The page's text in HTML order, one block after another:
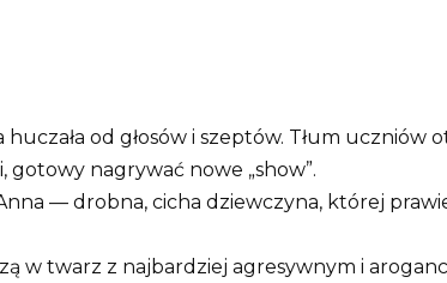
od głosów i szeptów. Tłum uczniów
gotowy nagrywać nowe „show”.
— drobna, cicha dziewczyna, której
w twarz z najbardziej agresywnym i